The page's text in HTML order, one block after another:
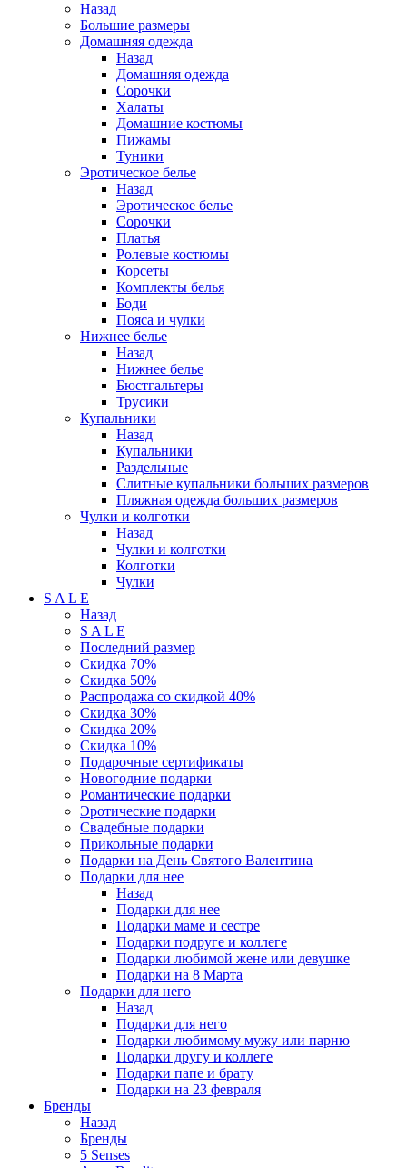
Назад
Большие размеры
Домашняя одежда
Назад
Домашняя одежда
Сорочки
Халаты
Домашние костюмы
Пижамы
Туники
Эротическое белье
Назад
Эротическое белье
Сорочки
Платья
Ролевые костюмы
Корсеты
Комплекты белья
Боди
Пояса и чулки
Нижнее белье
Назад
Нижнее белье
Бюстгальтеры
Трусики
Купальники
Назад
Купальники
Раздельные
Слитные купальники больших размеров
Пляжная одежда больших размеров
Чулки и колготки
Назад
Чулки и колготки
Колготки
Чулки
S A L E
Назад
S A L E
Последний размер
Скидка 70%
Скидка 50%
Распродажа со скидкой 40%
Скидка 30%
Скидка 20%
Скидка 10%
Подарочные сертификаты
Новогодние подарки
Романтические подарки
Эротические подарки
Свадебные подарки
Прикольные подарки
Подарки на День Святого Валентина
Подарки для нее
Назад
Подарки для нее
Подарки маме и сестре
Подарки подруге и коллеге
Подарки любимой жене или девушке
Подарки на 8 Марта
Подарки для него
Назад
Подарки для него
Подарки любимому мужу или парню
Подарки другу и коллеге
Подарки папе и брату
Подарки на 23 февраля
Бренды
Назад
Бренды
5 Senses